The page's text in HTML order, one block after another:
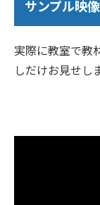
サンプル映像
実際に教室で教
しだけお見せし